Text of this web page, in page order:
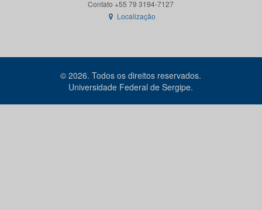
Localização
© 2026. Todos os direitos reservados.
Universidade Federal de Sergipe.